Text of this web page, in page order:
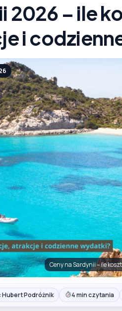
2026 – ile
i
Ceny na Sardynii – ile
Podróżnik 4 min czytania